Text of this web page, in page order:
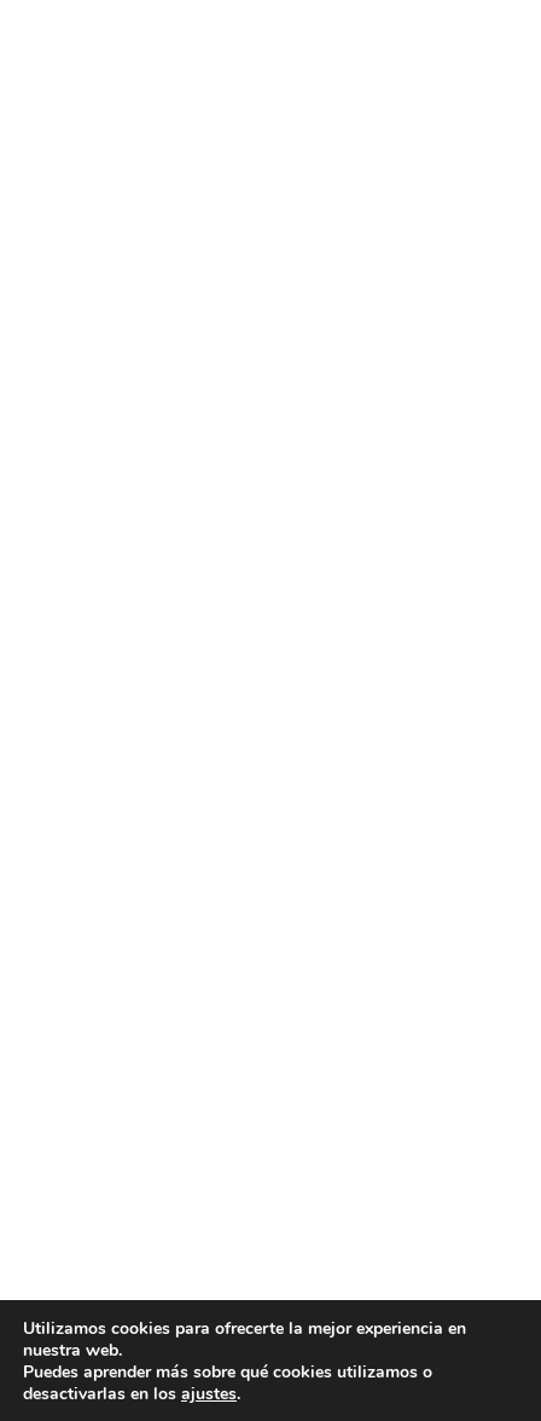
Utilizamos cookies para ofrecerte la mejor experiencia en
nuestra web.
Puedes aprender más sobre qué cookies utilizamos o
desactivarlas en los ajustes.